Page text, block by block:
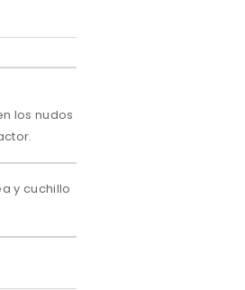
los nudos
y cuchillo